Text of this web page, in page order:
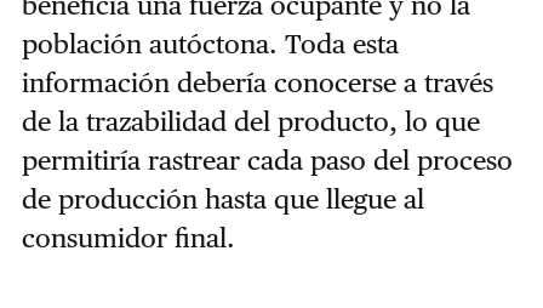
población autóctona. Toda esta
información debería conocerse a través
de la trazabilidad del producto, lo que
permitiría rastrear cada paso del proceso
de producción hasta que llegue al
consumidor final.